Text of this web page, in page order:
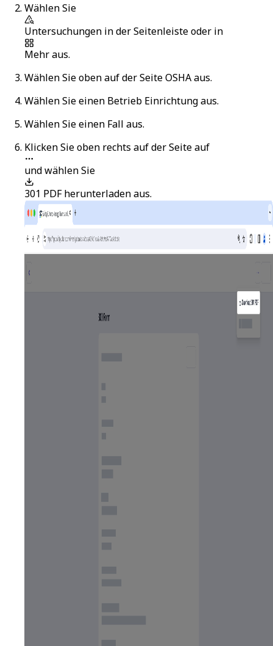
Wählen Sie
Untersuchungen in der Seitenleiste oder in
Mehraus.
Wählen Sie oben auf der SeiteOSHAaus.
Wählen Sie einen Betrieb Einrichtung aus.
Wählen Sie einen Fall aus.
Klicken Sie oben rechts auf der Seite auf
und wählen Sie
301 PDF herunterladenaus.